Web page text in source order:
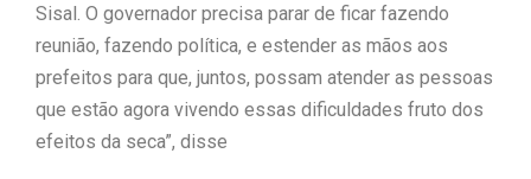
Sisal. O governador precisa parar de ficar fazendo
reunião, fazendo política, e estender as mãos aos
prefeitos para que, juntos, possam atender as pessoas
que estão agora vivendo essas dificuldades fruto dos
efeitos da seca”, disse